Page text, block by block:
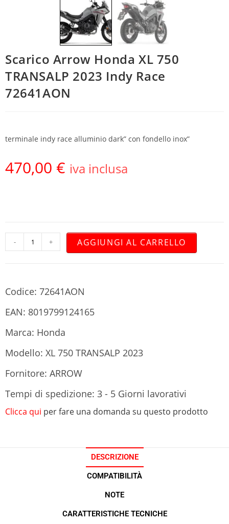
Scarico Arrow Honda XL 750
TRANSALP 2023 Indy Race
72641AON
terminale indy race alluminio dark” con fondello inox”
470,00 € iva inclusa
- + AGGIUNGI AL CARRELLO
Codice: 72641AON
EAN: 8019799124165
Marca: Honda
Modello: XL 750 TRANSALP 2023
Fornitore: ARROW
Tempi di spedizione: 3 - 5 Giorni lavorativi
Clicca qui per fare una domanda su questo prodotto
DESCRIZIONE
COMPATIBILITÀ
NOTE
CARATTERISTICHE TECNICHE